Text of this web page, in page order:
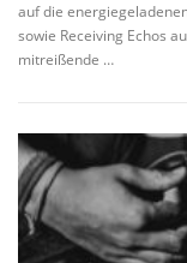
auf die
sowie Receiving Echos
mitreißende …